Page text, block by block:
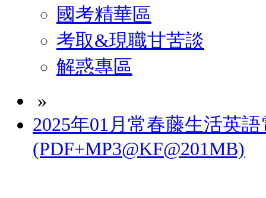
國考精華區
考取&現職甘苦談
解惑專區
»
2025年01月常春藤生活英
(PDF+MP3@KF@201MB)